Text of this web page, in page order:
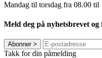
Mandag til torsdag ​​fra 08.00 til
Meld deg på nyhetsbrevet
Abonner>
Takk for din påmelding